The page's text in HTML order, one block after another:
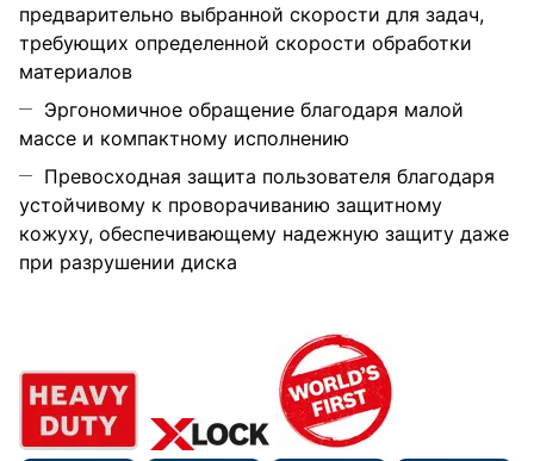
предварительно выбранной скорости для задач,
требующих определенной скорости обработки
материалов
Эргономичное обращение благодаря малой
массе и компактному исполнению
Превосходная защита пользователя благодаря
устойчивому к проворачиванию защитному
кожуху, обеспечивающему надежную защиту даже
при разрушении диска